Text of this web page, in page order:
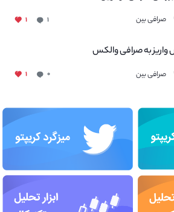
صرافی بین ۱ ۱
واریز به صرافی والکس
صرافی بین ۰ ۱